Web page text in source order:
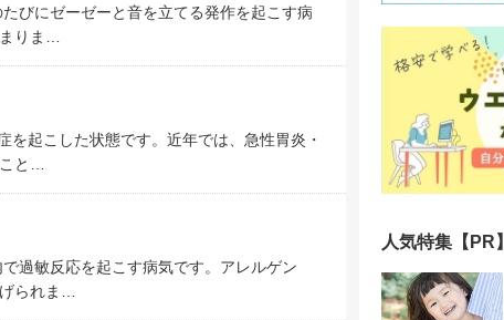
びにゼーゼーと音を立てる発作を起こす病
りま…
起こした状態です。近年では、急性胃炎・
と…
過敏反応を起こす病気です。アレルゲン
られま…
人気特集【PR】